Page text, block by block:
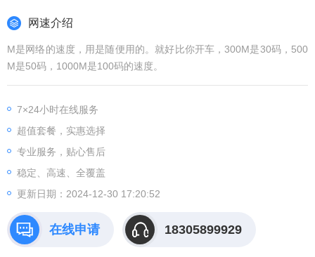
网速介绍
M是网络的速度，用是随便用的。就好比你开车，300M是30码，500
M是50码，1000M是100码的速度。
7×24小时在线服务
超值套餐，实惠选择
专业服务，贴心售后
稳定、高速、全覆盖
更新日期：2024-12-30 17:20:52
在线申请 18305899929